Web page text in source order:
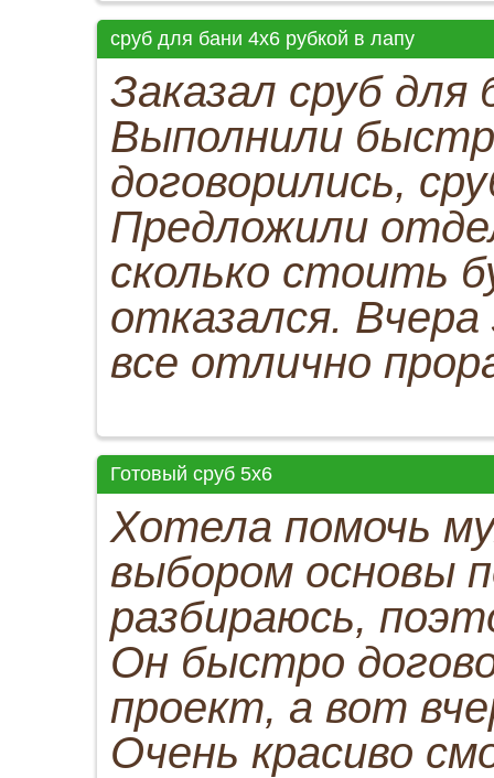
сруб для бани 4х6 рубкой в лапу
Заказал сруб для
Выполнили
договорились,
Предложили
сколько стоить
отказался.
все отлично
Готовый сруб 5х6
Хотела помочь
выбором основы
разбираюсь,
Он быстро
проект, а вот
Очень красиво